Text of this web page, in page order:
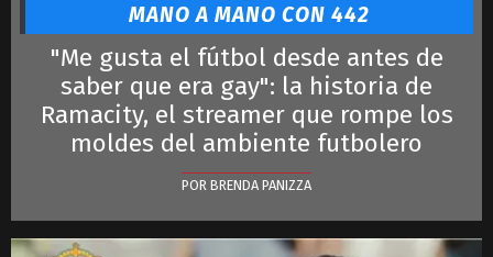
MANO A MANO CON 442
"Me gusta el fútbol desde antes de
saber que era gay": la historia de
Ramacity, el streamer que rompe los
moldes del ambiente futbolero
POR BRENDA PANIZZA